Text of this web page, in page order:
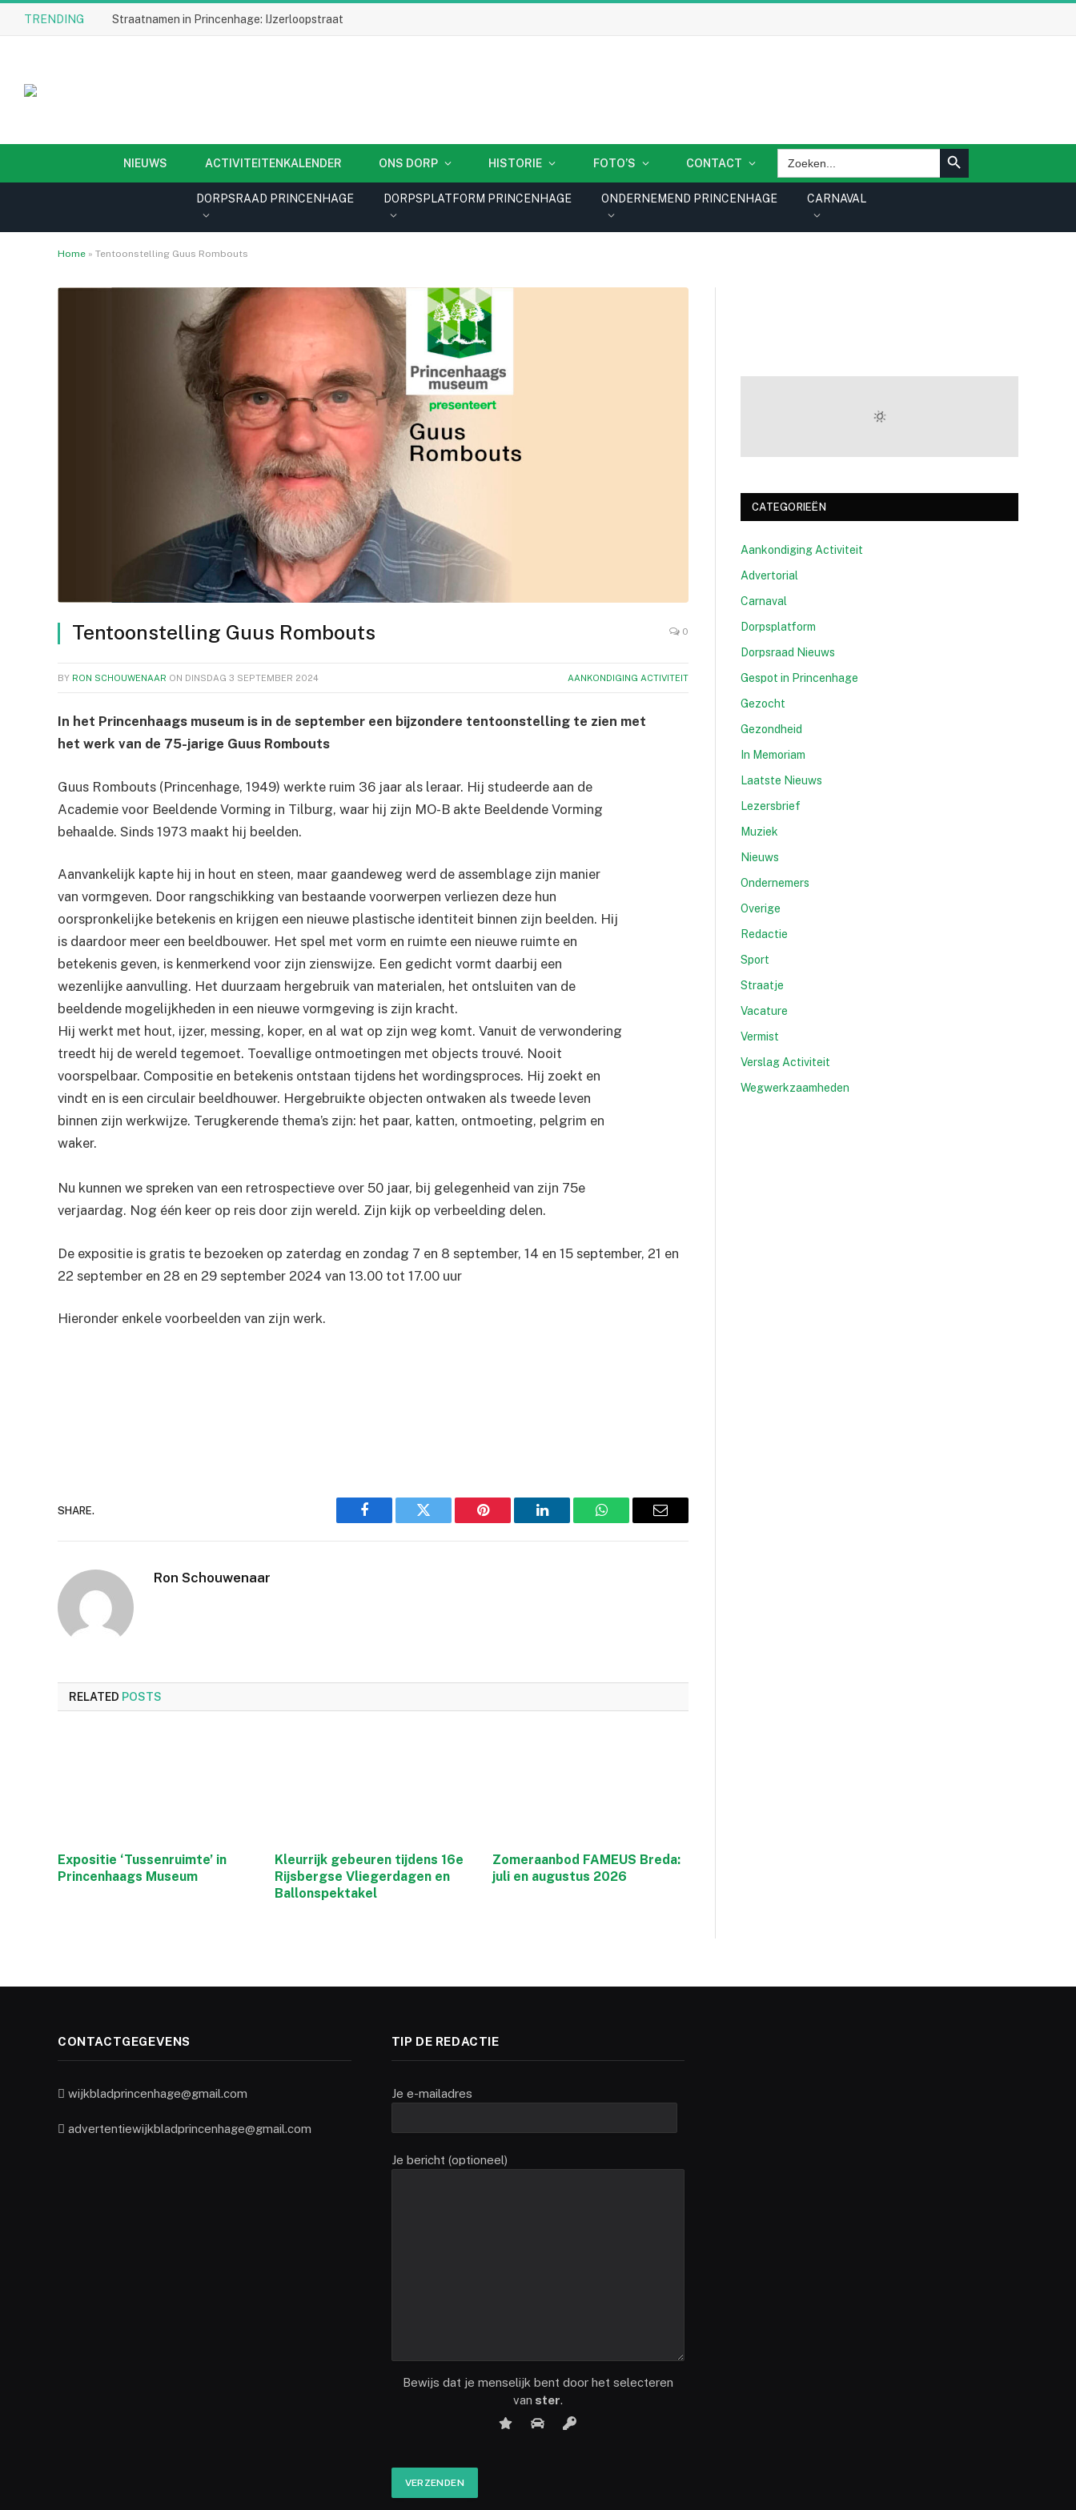
TRENDING Straatnamen in Princenhage: IJzerloopstraat
NIEUWS ACTIVITEITENKALENDER ONS DORP HISTORIE FOTO’S CONTACT
Zoek
naar:
ZOEKKNOP
DORPSRAAD PRINCENHAGE DORPSPLATFORM PRINCENHAGE ONDERNEMEND PRINCENHAGE CARNAVAL
Home » Tentoonstelling Guus Rombouts
Tentoonstelling Guus Rombouts 0
BY RON SCHOUWENAAR ON DINSDAG 3 SEPTEMBER 2024 AANKONDIGING ACTIVITEIT
In het Princenhaags museum is in de september een bijzondere tentoonstelling te zien met
het werk van de 75-jarige Guus Rombouts
Guus Rombouts (Princenhage, 1949) werkte ruim 36 jaar als leraar. Hij studeerde aan de
Academie voor Beeldende Vorming in Tilburg, waar hij zijn MO-B akte Beeldende Vorming
behaalde. Sinds 1973 maakt hij beelden.
Aanvankelijk kapte hij in hout en steen, maar gaandeweg werd de assemblage zijn manier
van vormgeven. Door rangschikking van bestaande voorwerpen verliezen deze hun
oorspronkelijke betekenis en krijgen een nieuwe plastische identiteit binnen zijn beelden. Hij
is daardoor meer een beeldbouwer. Het spel met vorm en ruimte een nieuwe ruimte en
betekenis geven, is kenmerkend voor zijn zienswijze. Een gedicht vormt daarbij een
wezenlijke aanvulling. Het duurzaam hergebruik van materialen, het ontsluiten van de
beeldende mogelijkheden in een nieuwe vormgeving is zijn kracht.
Hij werkt met hout, ijzer, messing, koper, en al wat op zijn weg komt. Vanuit de verwondering
treedt hij de wereld tegemoet. Toevallige ontmoetingen met objects trouvé. Nooit
voorspelbaar. Compositie en betekenis ontstaan tijdens het wordingsproces. Hij zoekt en
vindt en is een circulair beeldhouwer. Hergebruikte objecten ontwaken als tweede leven
binnen zijn werkwijze. Terugkerende thema’s zijn: het paar, katten, ontmoeting, pelgrim en
waker.
Nu kunnen we spreken van een retrospectieve over 50 jaar, bij gelegenheid van zijn 75e
verjaardag. Nog één keer op reis door zijn wereld. Zijn kijk op verbeelding delen.
De expositie is gratis te bezoeken op zaterdag en zondag 7 en 8 september, 14 en 15 september, 21 en
22 september en 28 en 29 september 2024 van 13.00 tot 17.00 uur
Hieronder enkele voorbeelden van zijn werk.
SHARE.
Facebook Twitter Pinterest LinkedIn WhatsAppEmail
Ron Schouwenaar
RELATED POSTS
Expositie ‘Tussenruimte’ in
Princenhaags Museum
Kleurrijk gebeuren tijdens 16e
Rijsbergse Vliegerdagen en
Ballonspektakel
Zomeraanbod FAMEUS Breda:
juli en augustus 2026
CATEGORIEËN
Aankondiging Activiteit
Advertorial
Carnaval
Dorpsplatform
Dorpsraad Nieuws
Gespot in Princenhage
Gezocht
Gezondheid
In Memoriam
Laatste Nieuws
Lezersbrief
Muziek
Nieuws
Ondernemers
Overige
Redactie
Sport
Straatje
Vacature
Vermist
Verslag Activiteit
Wegwerkzaamheden
CONTACTGEGEVENS
wijkbladprincenhage@gmail.com
advertentiewijkbladprincenhage@gmail.com
TIP DE REDACTIE
Je e-mailadres
Je bericht (optioneel)
Bewijs dat je menselijk bent door het selecteren
van ster.